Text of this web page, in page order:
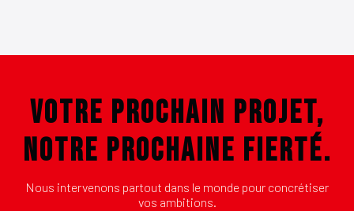
VOTRE PROCHAIN PROJET,
NOTRE PROCHAINE FIERTÉ.
Nous intervenons partout dans le monde pour concrétiser
vos ambitions.